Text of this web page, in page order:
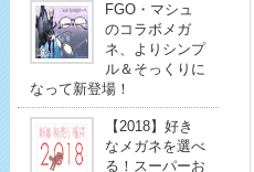
FGO・マシュ
のコラボメガ
ネ、よりシンプ
ル＆そっくりに
なって新登場！
【2018】好き
なメガネを選べ
る！スーパーお